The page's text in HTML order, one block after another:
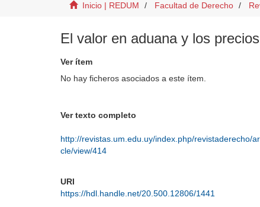
Inicio | REDUM Facultad de Derecho
El valor en aduana y los
Ver ítem
No hay ficheros asociados a este ítem.
Ver texto completo
http://revistas.um.edu.uy/index.php/revistaderecho/
cle/view/414
URI
https://hdl.handle.net/20.500.12806/1441